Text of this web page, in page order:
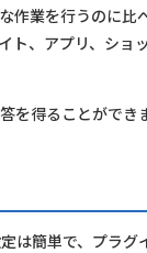
作業を行うのに比
ト、アプリ、ショ
を得ることができ
は簡単で、プラグ